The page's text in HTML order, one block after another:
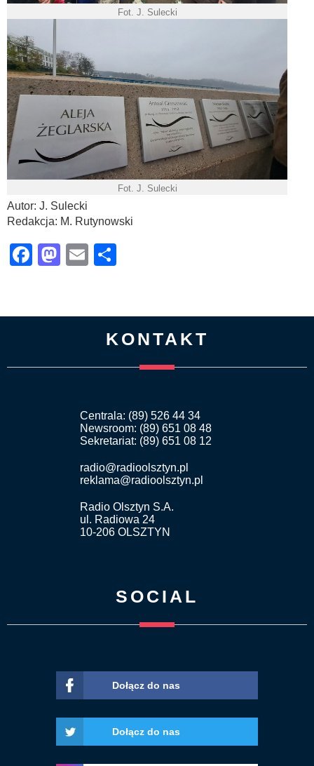
Fot. J. Sulecki
Fot. J. Sulecki
Autor: J. Sulecki
Redakcja: M. Rutynowski
Facebook
Mastodon
Email
KONTAKT
Centrala: (89) 526 44 34
Newsroom: (89) 651 08 48
Sekretariat: (89) 651 08 12
radio@radioolsztyn.pl
reklama@radioolsztyn.pl
Radio Olsztyn S.A.
ul. Radiowa 24
10-206 OLSZTYN
SOCIAL
Dołącz do nas
Dołącz do nas